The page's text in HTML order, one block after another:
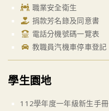
職業安全衛生
捐款芳名錄及同意書
電話分機號碼一覽表
教職員汽機車停車登記
學生園地
112學年度一年級新生手冊